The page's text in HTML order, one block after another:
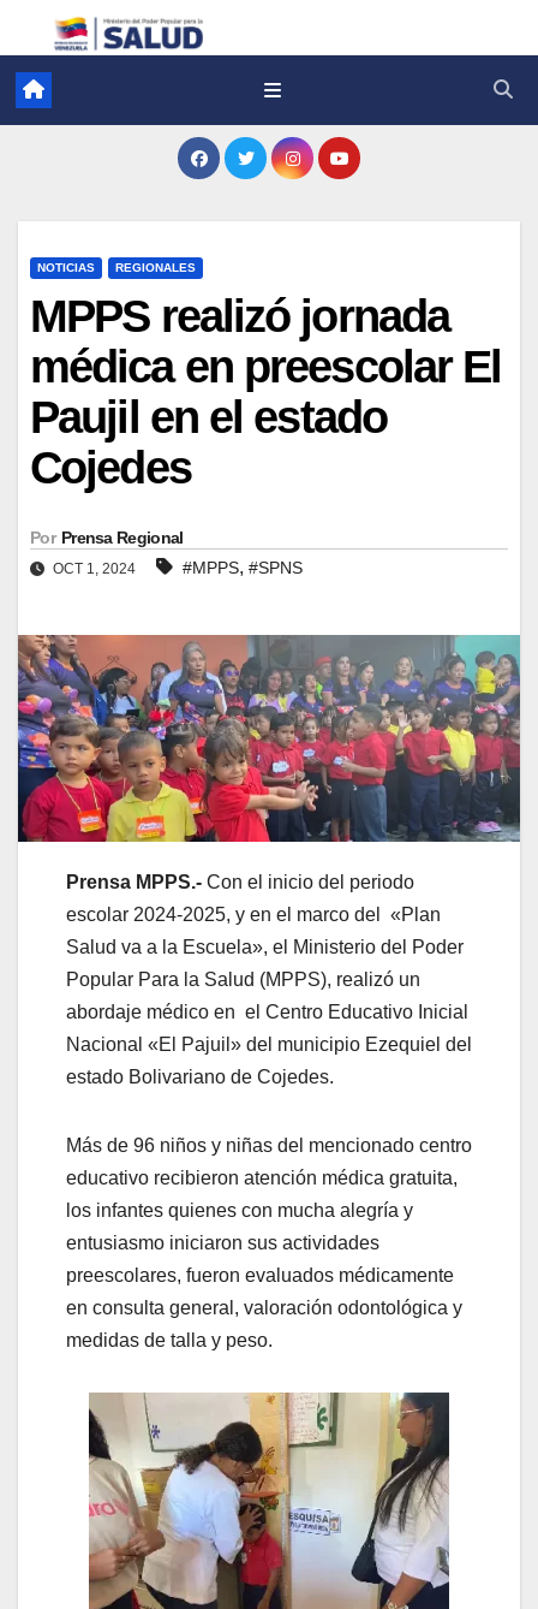
NOTICIAS REGIONALES
MPPS realizó jornada
médica en preescolar El
Paujil en el estado
Cojedes
Por Prensa Regional
OCT 1, 2024 #MPPS, #SPNS
Prensa MPPS.- Con el inicio del periodo
escolar 2024-2025, y en el marco del «Plan
Salud va a la Escuela», el Ministerio del Poder
Popular Para la Salud (MPPS), realizó un
abordaje médico en el Centro Educativo Inicial
Nacional «El Pajuil» del municipio Ezequiel del
estado Bolivariano de Cojedes.
Más de 96 niños y niñas del mencionado centro
educativo recibieron atención médica gratuita,
los infantes quienes con mucha alegría y
entusiasmo iniciaron sus actividades
preescolares, fueron evaluados médicamente
en consulta general, valoración odontológica y
medidas de talla y peso.